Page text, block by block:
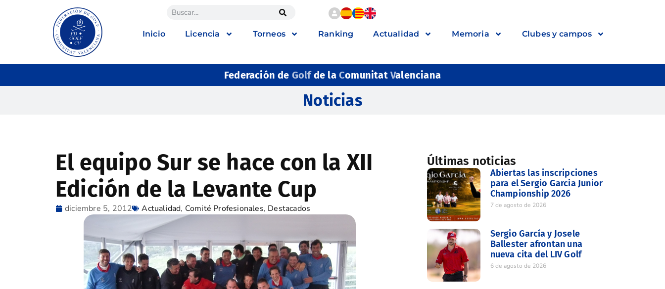
Inicio Licencia Torneos Ranking Actualidad Memoria Clubes y campos
Federación de Golfde la ComunitatValenciana
Noticias
El equipo Sur se hace con la XII
Edición de la Levante Cup
diciembre 5, 2012 Actualidad, Comité Profesionales, Destacados
Últimas noticias
Abiertas las inscripciones
para el Sergio Garcia Junior
Championship 2026
7 de agosto de 2026
Sergio García y Josele
Ballester afrontan una
nueva cita del LIV Golf
6 de agosto de 2026